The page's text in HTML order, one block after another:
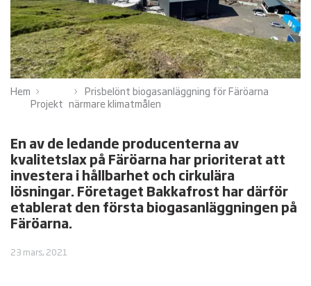
Hem
Projekt
Prisbelönt biogasanläggning för Färöarna
närmare klimatmålen
En av de ledande producenterna av
kvalitetslax på Färöarna har prioriterat att
investera i hållbarhet och cirkulära
lösningar. Företaget Bakkafrost har därför
etablerat den första biogasanläggningen på
Färöarna.
23 mars, 2021